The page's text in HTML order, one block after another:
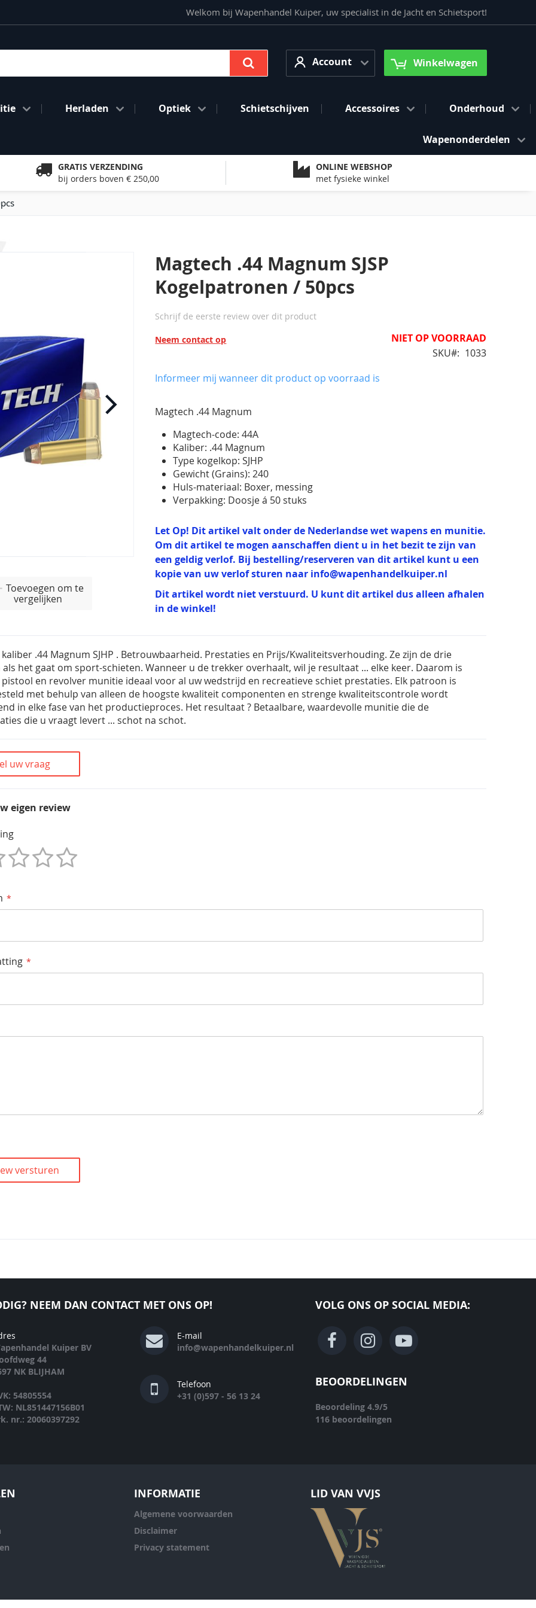
Welkom bij Wapenhandel Kuiper, uw specialist in de Jacht en Schietsport!
AccountAccount Winkelwagen
Herladen Optiek Schietschijven Accessoires Onderhoud
Wapenonderdelen
GRATIS VERZENDING
bij orders boven € 250,00
ONLINE WEBSHOP
met fysieke winkel
Toevoegen om te
vergelijken
Magtech .44 Magnum SJSP
Kogelpatronen / 50pcs
Schrijf de eerste review over dit product
Neem contact op
NIET OP VOORRAAD
SKU
1033
Informeer mij wanneer dit product op voorraad is
Magtech .44 Magnum
Magtech-code: 44A
Kaliber: .44 Magnum
Type kogelkop: SJHP
Gewicht (Grains): 240
Huls-materiaal: Boxer, messing
Verpakking: Doosje á 50 stuks
Let Op! Dit artikel valt onder de Nederlandse wet wapens en munitie.
Om dit artikel te mogen aanschaffen dient u in het bezit te zijn van
een geldig verlof. Bij bestelling/reserveren van dit artikel kunt u een
kopie van uw verlof sturen naar info@wapenhandelkuiper.nl
Dit artikel wordt niet verstuurd. U kunt dit artikel dus alleen afhalen
in de winkel!
.44 Magnum SJHP . Betrouwbaarheid. Prestaties en Prijs/Kwaliteitsverhouding. Ze zijn de drie
als het gaat om sport-schieten. Wanneer u de trekker overhaalt, wil je resultaat ... elke keer. Daarom is
pistool en revolver munitie ideaal voor al uw wedstrijd en recreatieve schiet prestaties. Elk patroon is
met behulp van alleen de hoogste kwaliteit componenten en strenge kwaliteitscontrole wordt
in elke fase van het productieproces. Het resultaat ? Betaalbare, waardevolle munitie die de
die u vraagt levert ... schot na schot.
uw vraag
eigen review
versturen
NEEM DAN CONTACT MET ONS OP!
Kuiper BV
44
NK BLIJHAM
54805554
NL851447156B01
nr.: 20060397292
E-mail
info@wapenhandelkuiper.nl
Telefoon
+31 (0)597 - 56 13 24
VOLG ONS OP SOCIAL MEDIA:
BEOORDELINGEN
Beoordeling 4.9/5
116 beoordelingen
INFORMATIE
Algemene voorwaarden
Disclaimer
Privacy statement
LID VAN VVJS